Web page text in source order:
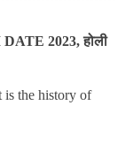
DATE 2023, होली
is the history of